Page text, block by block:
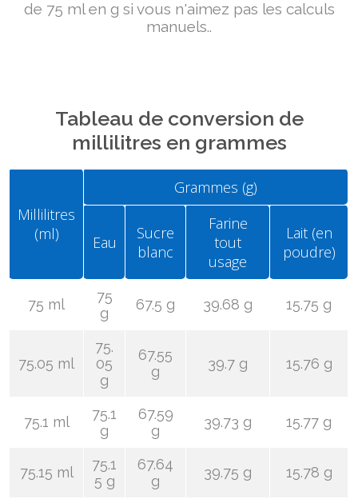
de 75 ml en g si vous n'aimez pas les calculs
manuels..
Tableau de conversion de
millilitres en grammes
Millilitres
(ml)
Grammes (g)
Eau
Sucre
blanc
Farine
tout
usage
Lait (en
poudre)
75 ml
75
g
67.5 g 39.68 g 15.75 g
75.05 ml
75.
05
g
67.55
g
39.7 g 15.76 g
75.1 ml
75.1
g
67.59
g
39.73 g 15.77 g
75.15 ml
75.1
5 g
67.64
g
39.75 g 15.78 g